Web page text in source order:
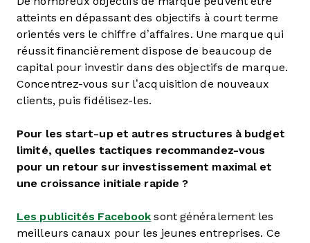
atteints en dépassant des objectifs à court terme
orientés vers le chiffre d’affaires. Une marque qui
réussit financièrement dispose de beaucoup de
capital pour investir dans des objectifs de marque.
Concentrez-vous sur l’acquisition de nouveaux
clients, puis fidélisez-les.
Pour les start-up et autres structures à budget
limité, quelles tactiques recommandez-vous
pour un retour sur investissement maximal et
une croissance initiale rapide ?
Les publicités Facebook sont généralement les
meilleurs canaux pour les jeunes entreprises. Ce